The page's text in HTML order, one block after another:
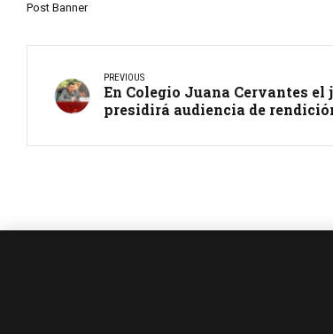
Post Banner
PREVIOUS
En Colegio Juana Cervantes el
presidirá audiencia de